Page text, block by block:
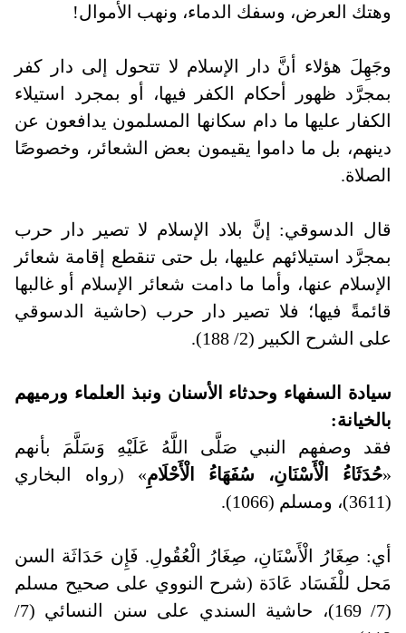
وهتك العرض، وسفك الدماء، ونهب الأموال!
وجَهِلَ هؤلاء أنَّ دار الإسلام لا تتحول إلى دار كفر
بمجرَّد ظهور أحكام الكفر فيها، أو بمجرد استيلاء
الكفار عليها ما دام سكانها المسلمون يدافعون عن
دينهم، بل ما داموا يقيمون بعض الشعائر، وخصوصًا
الصلاة.
قال الدسوقي: إنَّ بلاد الإسلام لا تصير دار حرب
بمجرَّد استيلائهم عليها، بل حتى تنقطع إقامة شعائر
الإسلام عنها، وأما ما دامت شعائر الإسلام أو غالبها
قائمةً فيها؛ فلا تصير دار حرب (حاشية الدسوقي
على الشرح الكبير (2/ 188).
سيادة السفهاء وحدثاء الأسنان ونبذ العلماء ورميهم
بالخيانة:
فقد وصفهم النبي صَلَّى اللَّهُ عَلَيْهِ وَسَلَّمَ بأنهم
«حُدَثَاءُ الْأَسْنَانِ، سُفَهَاءُ الْأَحْلَامِ» (رواه البخاري
(3611)، ومسلم (1066).
أي: صِغَارُ الْأَسْنَانِ، صِغَارُ الْعُقُولِ. فَإِن حَدَاثَة السن
مَحل للْفَسَاد عَادَة (شرح النووي على صحيح مسلم
(7/ 169)، حاشية السندي على سنن النسائي (7/